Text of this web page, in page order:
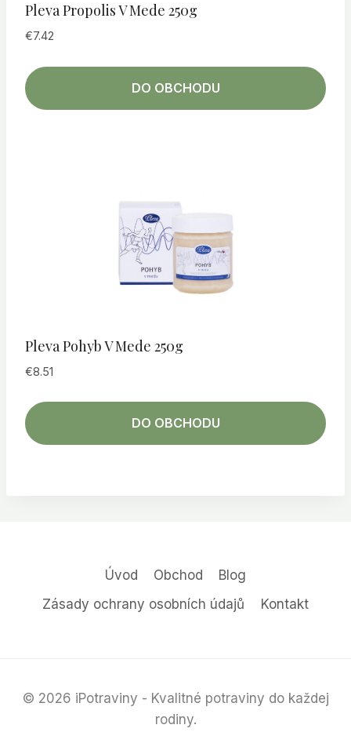
Pleva Propolis V Mede 250g
€7.42
DO OBCHODU
Pleva Pohyb V Mede 250g
€8.51
DO OBCHODU
Úvod Obchod
Blog
Zásady ochrany osobních údajů
Kontakt
© 2026 iPotraviny - Kvalitné potraviny do každej
rodiny.